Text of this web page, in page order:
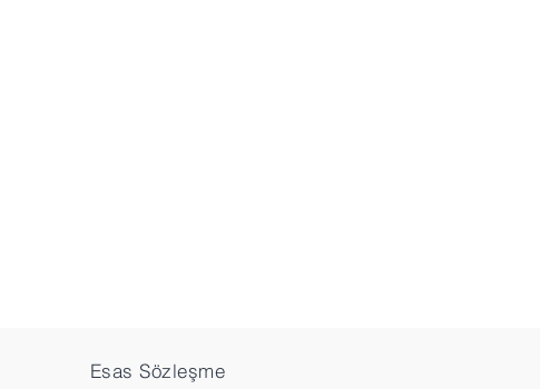
Esas Sözleşme